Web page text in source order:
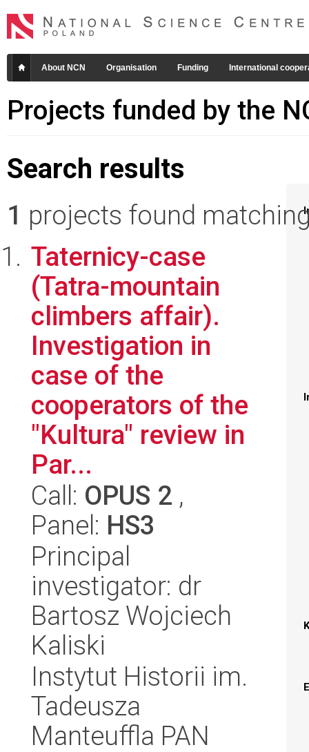
About NCN Organisation Funding International
Projects funded by the
Search results
1 projects found
Taternicy-case
(Tatra-mountain
climbers affair).
Investigation in
case of the
cooperators of the
"Kultura" review in
Par...
Call: OPUS 2 ,
Panel: HS3
Principal
investigator: dr
Bartosz Wojciech
Kaliski
Instytut Historii im.
Tadeusza
Manteuffla PAN